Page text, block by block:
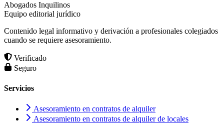
Abogados Inquilinos
Equipo editorial jurídico
Contenido legal informativo y derivación a profesionales colegiados
cuando se requiere asesoramiento.
Verificado
Seguro
Servicios
Asesoramiento en contratos de alquiler
Asesoramiento en contratos de alquiler de locales